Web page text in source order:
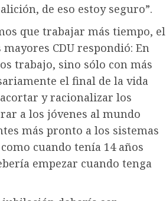
de eso estoy seguro”.
que trabajar más tiempo, el
CDU respondió: En
trabajo, sino sólo con más
el final de la vida
y racionalizar los
a los jóvenes al mundo
más pronto a los sistemas
cuando tenía 14 años
empezar cuando tenga